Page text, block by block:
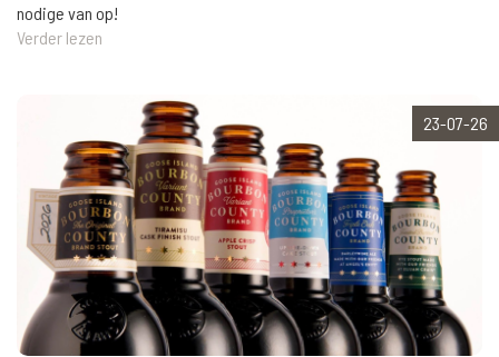
nodige van op!
Verder lezen
23-07-26